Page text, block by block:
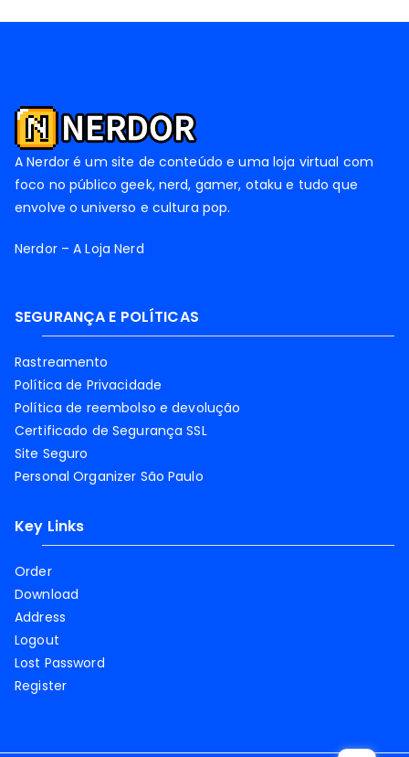
A Nerdor é um site de conteúdo e uma loja virtual com
foco no público geek, nerd, gamer, otaku e tudo que
envolve o universo e cultura pop.
Nerdor – A Loja Nerd
SEGURANÇA E POLÍTICAS
Rastreamento
Política de Privacidade
Política de reembolso e devolução
Certificado de Segurança SSL
Site Seguro
Personal Organizer São Paulo
Key Links
Order
Download
Address
Logout
Lost Password
Register